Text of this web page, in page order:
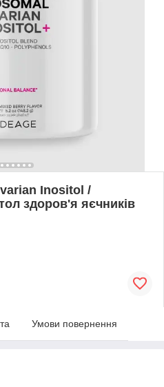
Inositol /
здоров'я яєчників
Умови повернення